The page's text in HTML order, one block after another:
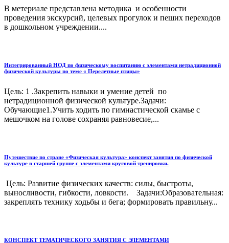
В метериале представлена методика и особенности
проведения экскурсий, целевых прогулок и пеших переходов
в дошкольном учреждении....
Интегрированный НОД по физическому воспитанию с элементами нетрадиционной
физической культуры по теме « Перелетные птицы»
Цель: 1 .Закрепить навыки и умение детей по
нетрадиционной физической культуре.Задачи:
Обучающие1.Учить ходить по гимнастической скамье с
мешочком на голове сохраняя равновесие,...
Путешествие по стране «Физическая культура» конспект занятия по физической
культуре в старшей группе с элементами круговой тренировки.
Цель: Развитие физических качеств: силы, быстроты,
выносливости, гибкости, ловкости. Задачи:Образовательная:
закреплять технику ходьбы и бега; формировать правильну...
КОНСПЕКТ ТЕМАТИЧЕСКОГО ЗАНЯТИЯ С ЭЛЕМЕНТАМИ